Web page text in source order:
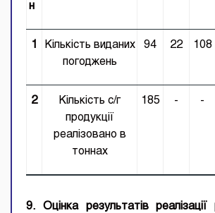
н
1
Кількість виданих
погоджень
94 22 108
2
Кількість с/г
продукції
реалізовано в
тоннах
185 - -
9. Оцінка результатів реалізації